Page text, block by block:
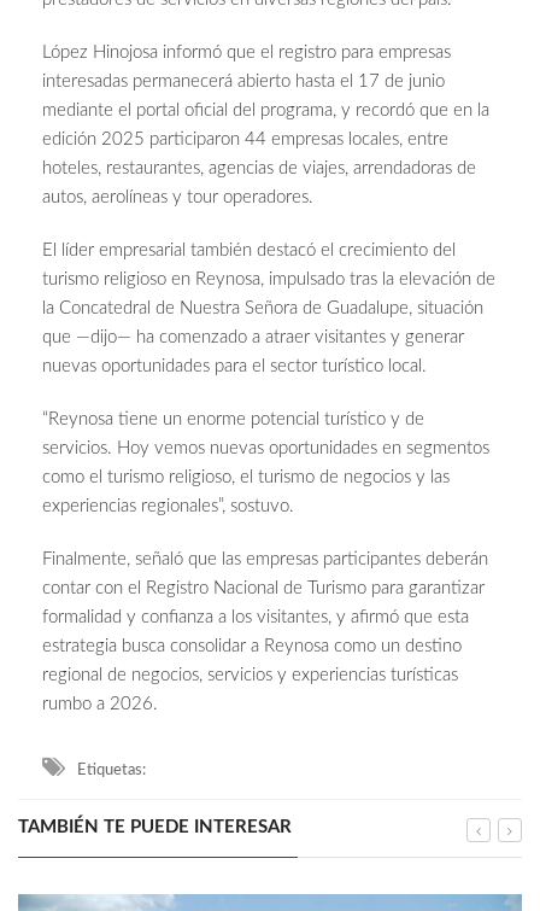
López Hinojosa informó que el registro para empresas
interesadas permanecerá abierto hasta el 17 de junio
mediante el portal oficial del programa, y recordó que en la
edición 2025 participaron 44 empresas locales, entre
hoteles, restaurantes, agencias de viajes, arrendadoras de
autos, aerolíneas y tour operadores.
El líder empresarial también destacó el crecimiento del
turismo religioso en Reynosa, impulsado tras la elevación de
la Concatedral de Nuestra Señora de Guadalupe, situación
que —dijo— ha comenzado a atraer visitantes y generar
nuevas oportunidades para el sector turístico local.
“Reynosa tiene un enorme potencial turístico y de
servicios. Hoy vemos nuevas oportunidades en segmentos
como el turismo religioso, el turismo de negocios y las
experiencias regionales”, sostuvo.
Finalmente, señaló que las empresas participantes deberán
contar con el Registro Nacional de Turismo para garantizar
formalidad y confianza a los visitantes, y afirmó que esta
estrategia busca consolidar a Reynosa como un destino
regional de negocios, servicios y experiencias turísticas
rumbo a 2026.
Etiquetas:
TAMBIÉN TE PUEDE INTERESAR